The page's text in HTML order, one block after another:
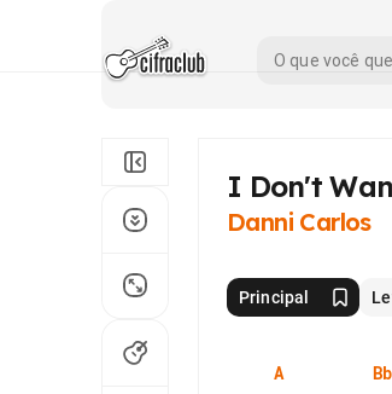
I Don't
Danni Carlos
Principal
A Bb